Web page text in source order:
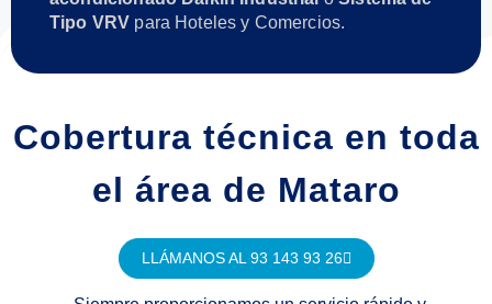
Tipo VRV para Hoteles y Comercios.
Cobertura técnica en toda
el área de Mataro
LLÁMANOS AL 93 143 93 26